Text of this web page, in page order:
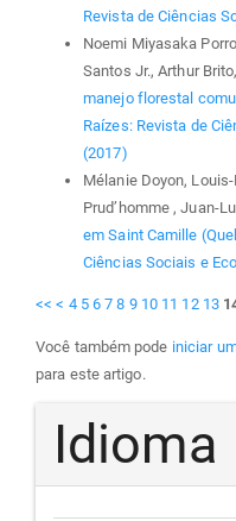
Revista de Ciências
Noemi Miyasaka
Santos Jr., Arthur Brito,
manejo florestal
Raízes: Revista de
(2017)
Mélanie Doyon,
Prud’homme , Juan-
em Saint Camille
Ciências Sociais e
<< < 4 5 6 7 8 9 10 11 12 13
Você também pode iniciar
para este artigo.
Idioma